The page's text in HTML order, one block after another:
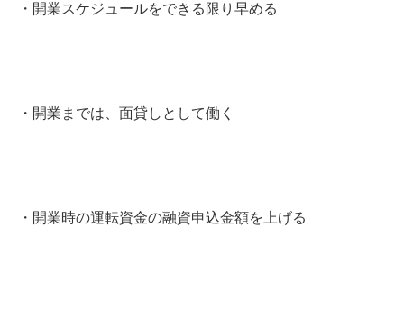
・開業スケジュールをできる限り早める
・開業までは、面貸しとして働く
・開業時の運転資金の融資申込金額を上げる